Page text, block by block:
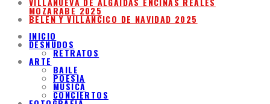
MOZARABE 2025
BELEN Y VILLANCICO DE NAVIDAD 2025
INICIO
DESNUDOS
RETRATOS
ARTE
BAILE
POESIA
MUSICA
CONCIERTOS